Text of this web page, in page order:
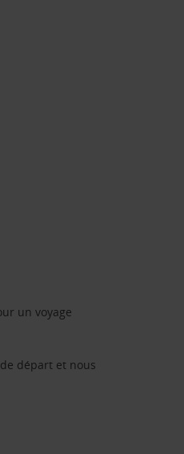
un voyage
départ et nous